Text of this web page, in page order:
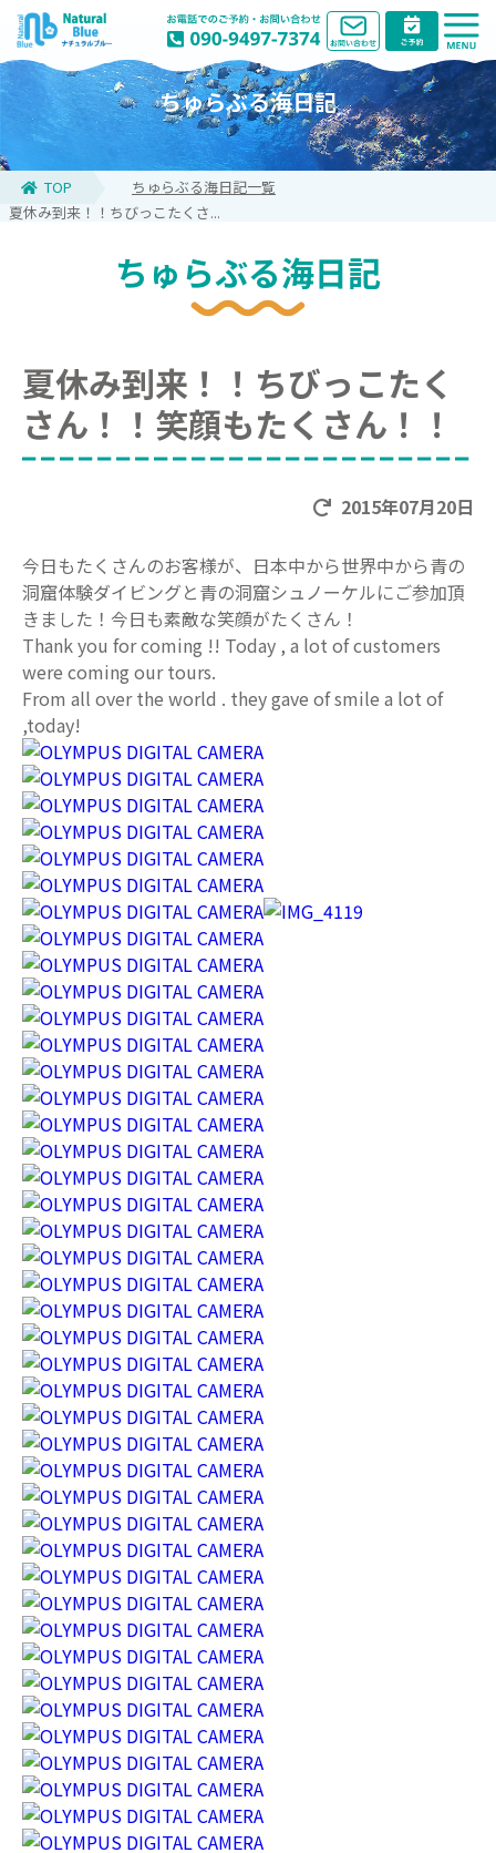
ちゅらぶる海日記
TOP
ちゅらぶる海日記一覧
夏休み到来！！ちびっこたくさ...
ちゅらぶる海日記
夏休み到来！！ちびっこたく
さん！！笑顔もたくさん！！
2015年07月20日
今日もたくさんのお客様が、日本中から世界中から青の
洞窟体験ダイビングと青の洞窟シュノーケルにご参加頂
きました！今日も素敵な笑顔がたくさん！
Thank you for coming !! Today , a lot of customers
were coming our tours.
From all over the world . they gave of smile a lot of
,today!